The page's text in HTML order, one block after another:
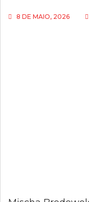
8 DE MAIO, 2026